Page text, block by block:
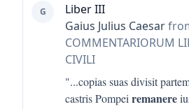
G
Liber III
Gaius Julius Caesar
COMMENTARIORUM
CIVILI
"...copias suas divisit
castris Pompei remanere